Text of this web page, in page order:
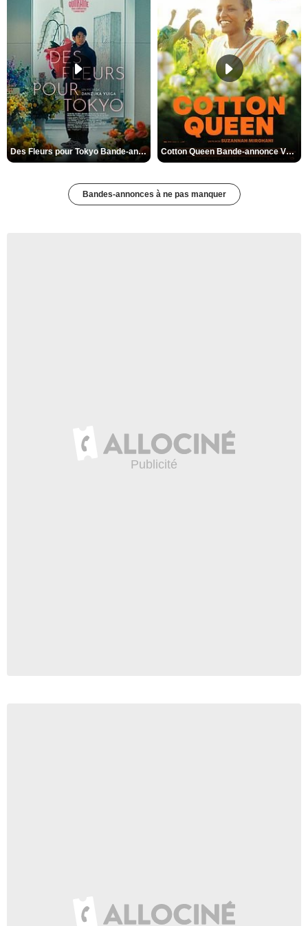
Des Fleurs pour Tokyo Bande-annonce VO STFR Cotton Queen Bande-annonce VO STFR
Bandes-annonces à ne pas manquer